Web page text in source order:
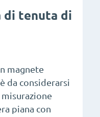
di tenuta di
magnete
da considerarsi
piana con